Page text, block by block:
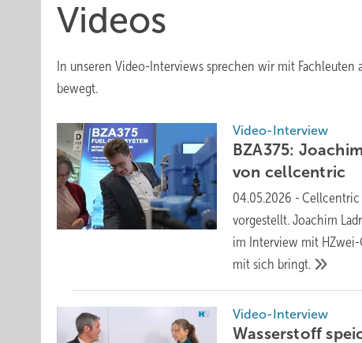
Videos
In unseren Video-Interviews sprechen wir mit Fachleuten
bewegt.
Video-Interview
BZA375:
von cellcentric
04.05.2026 - Cellcentric
vorgestellt. Joachim
im Interview mit HZwei-
mit sich bringt.
Video-Interview
Wasserstoff